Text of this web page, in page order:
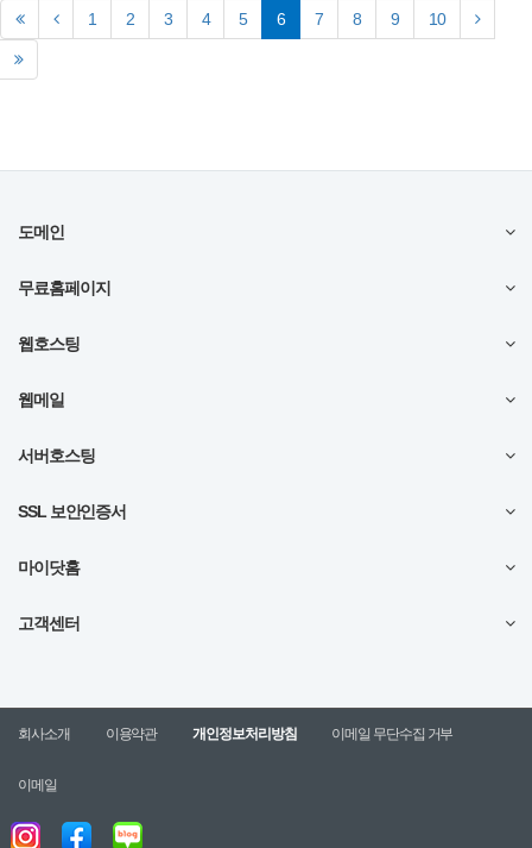
1 2 3 4 5 6(current)
7 8 9 10
도메인
무료홈페이지
웹호스팅
웹메일
서버호스팅
SSL 보안인증서
마이닷홈
고객센터
회사소개 이용약관 개인정보처리방침 이메일 무단수집 거부
이메일